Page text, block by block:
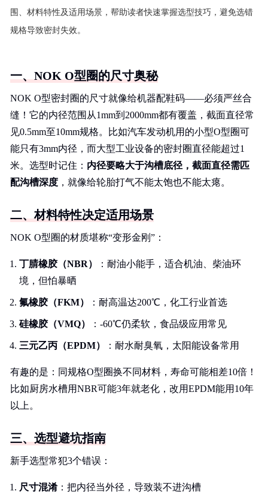
围、材料特性及适用场景，帮助读者快速掌握选型技巧，避免选错
规格导致密封失效。
一、NOK O型圈的尺寸奥秘
NOK O型密封圈的尺寸就像给机器配鞋码——必须严丝合
缝！它的内径范围从1mm到2000mm都有覆盖，截面直径常
见0.5mm至10mm规格。比如汽车发动机用的小型O型圈可
能只有3mm内径，而大型工业设备的密封圈直径能超过1
米。选型时记住： 内径要略大于沟槽底径，截面直径需匹
配沟槽深度 ，就像给轮胎打气不能太饱也不能太瘪。
二、材料特性决定适用场景
NOK O型圈的材质堪称“变形金刚”：
丁腈橡胶（NBR）
：耐油小能手，适合机油、柴油环
境，但怕暴晒
氟橡胶（FKM） ：耐高温达200℃，化工行业首选
硅橡胶（VMQ） ：-60℃仍柔软，食品级应用常见
三元乙丙（EPDM） ：耐水耐臭氧，太阳能设备常用
有趣的是：同规格O型圈换不同材料，寿命可能相差10倍！
比如厨房水槽用NBR可能3年就老化，改用EPDM能用10年
以上。
三、选型避坑指南
新手选型常犯3个错误：
尺寸混淆：把内径当外径，导致装不进沟槽